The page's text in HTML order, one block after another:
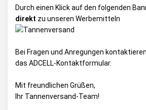
Durch einen Klick auf den folgenden
direkt zu unseren Werbemitteln
Bei Fragen und Anregungen
das ADCELL-Kontaktformular.
Mit freundlichen Grüßen,
Ihr Tannenversand-Team!